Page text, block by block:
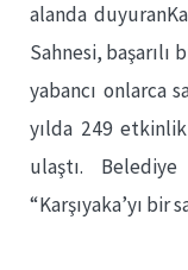
alanda
Sahnesi, başarılı
yabancı onlarca
yılda 249
ulaştı.
“Karşıyaka’yı bir